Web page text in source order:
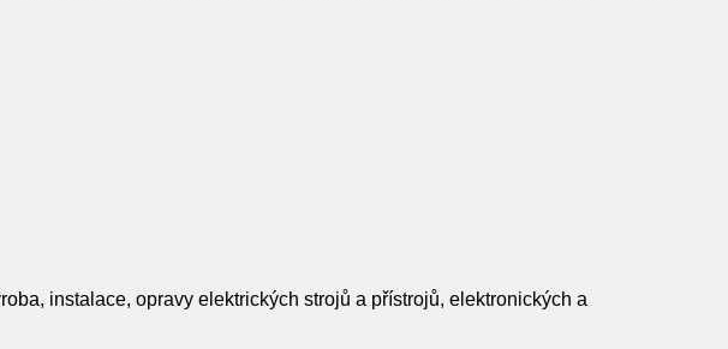
instalace, opravy elektrických strojů a přístrojů, elektronických a